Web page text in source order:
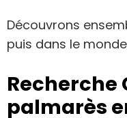
Découvrons
puis dans le
Recherche
palmarès